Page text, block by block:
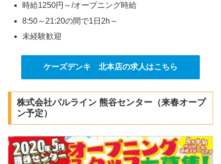
時給1250円～/オープニング時給
8:50～21:20の間で1日2h～
未経験歓迎
ケーズデンキ 北本店の求人はこちら
株式会社パルライン 熊谷センター（来春オープ
ン予定）